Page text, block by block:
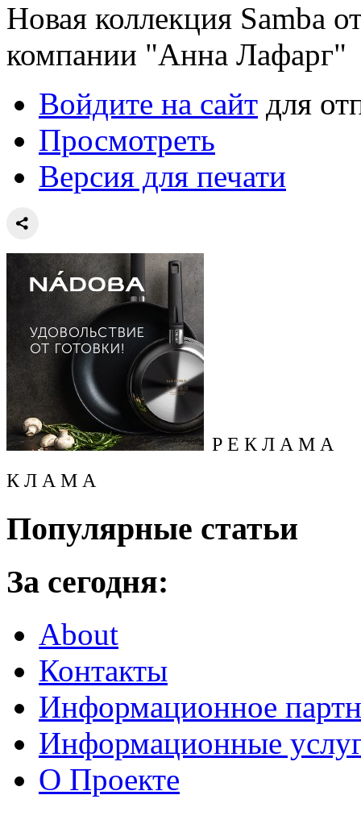
Новая коллекция Samba
компании "Анна Лафарг"
Войдите на сайт для
Просмотреть
Версия для печати
Р Е К Л А М А
К Л А М А
Популярные статьи
За сегодня:
About
Контакты
Информационное
Информационные
О Проекте